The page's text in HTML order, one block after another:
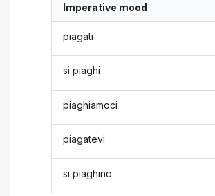
Imperative mood
piagati
si piaghi
piaghiamoci
piagatevi
si piaghino